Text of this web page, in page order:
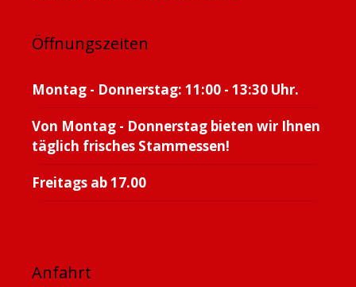
Öffnungszeiten
Montag - Donnerstag: 11:00 - 13:30 Uhr.
Von Montag - Donnerstag bieten wir Ihnen
täglich frisches Stammessen!
Freitags ab 17.00
Anfahrt